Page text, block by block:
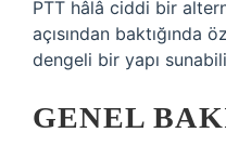
PTT hâlâ ciddi bir
açısından baktığında
dengeli bir yapı
GENEL